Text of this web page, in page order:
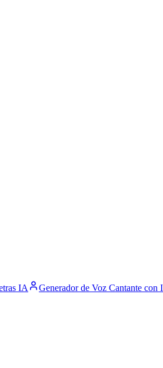
IA Generador de Voz Cantante con